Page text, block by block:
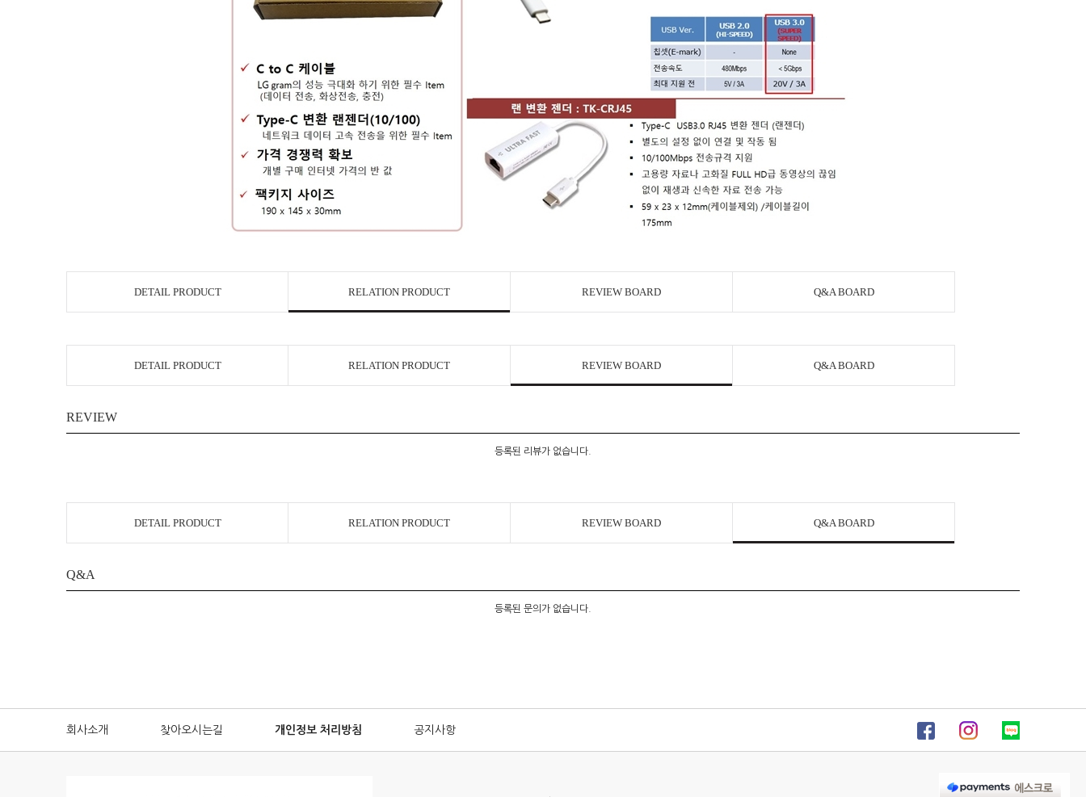
DETAIL PRODUCT RELATION PRODUCT REVIEW BOARD Q&A BOARD
DETAIL PRODUCT RELATION PRODUCT REVIEW BOARD Q&A BOARD
REVIEW
등록된 리뷰가 없습니다.
DETAIL PRODUCT RELATION PRODUCT REVIEW BOARD Q&A BOARD
Q&A
등록된 문의가 없습니다.
회사소개 찾아오시는길 개인정보 처리방침 공지사항